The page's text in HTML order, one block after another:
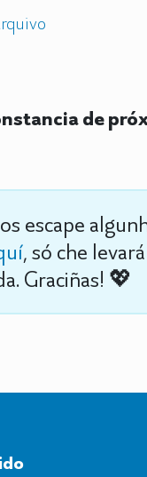
de
escape
, só che
Graciñas! 💖